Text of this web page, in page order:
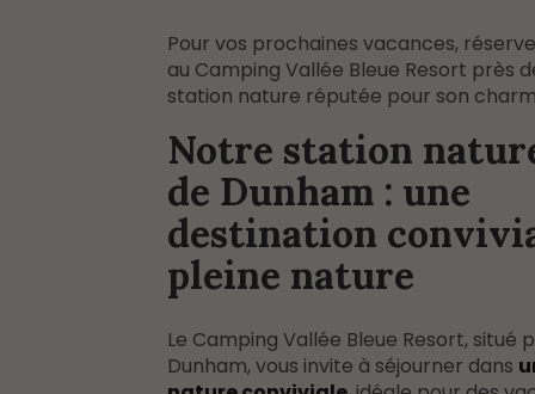
Pour vos prochaines vacances,
au Camping Vallée Bleue Resort près
station nature réputée pour son
Notre station
de Dunham : une
destination
pleine nature
Le Camping Vallée Bleue Resort, situé
Dunham, vous invite à séjourner dans